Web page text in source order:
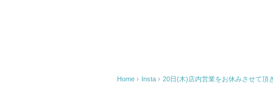
Home › Insta › ️20日(木)店内営業をお休みさせて頂